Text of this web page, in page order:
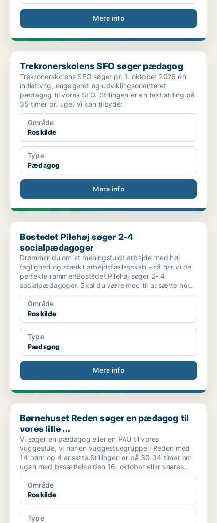
Mere info
Trekronerskolens SFO søger pædagog
Trekronerskolens SFO søger pædagog
Trekronerskolens SFO søger pr. 1. oktober 2026 en
initiativrig, engageret og udviklingsorienteret
pædagog til vores SFO. Stillingen er en fast stilling på
35 timer pr. uge. Vi kan tilbyde:.
Område
Roskilde
Type
Pædagog
Mere info
Bostedet Pilehøj søger 2-4 socialpædagoger
Bostedet Pilehøj søger 2-4
socialpædagoger
Drømmer du om et meningsfuldt arbejde med høj
faglighed og stærkt arbejdsfællesskab - så har vi de
perfekte rammer!Bostedet Pilehøj søger 2- 4
socialpædagoger. Skal du være med til at sætte hol..
Område
Roskilde
Type
Pædagog
Mere info
Børnehuset Reden søger en pædagog til vores lille ...
Børnehuset Reden søger en pædagog til
vores lille ...
Vi søger en pædagog eller en PAU til vores
vuggestue, vi har en vuggestuegruppe i Reden med
14 børn og 4 ansatte.Stillingen er på 30-34 timer om
ugen med besættelse den 16. oktober eller snares..
Område
Roskilde
Type